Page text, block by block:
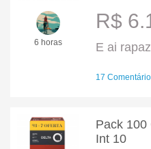
6 horas
R$
E ai
17
Pack 100
Int 10